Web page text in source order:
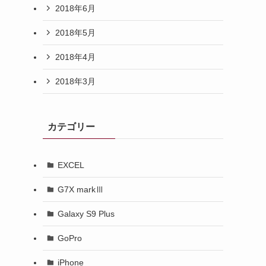
2018年6月
2018年5月
2018年4月
2018年3月
カテゴリー
EXCEL
G7X markⅢ
Galaxy S9 Plus
GoPro
iPhone